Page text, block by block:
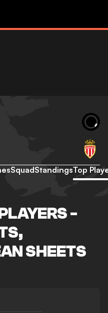
SquadStandingsTop
-
SHEETS